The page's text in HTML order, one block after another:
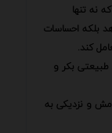
نه تنها
بلکه احساسات
کند.
بکر و
و نزدیکی به